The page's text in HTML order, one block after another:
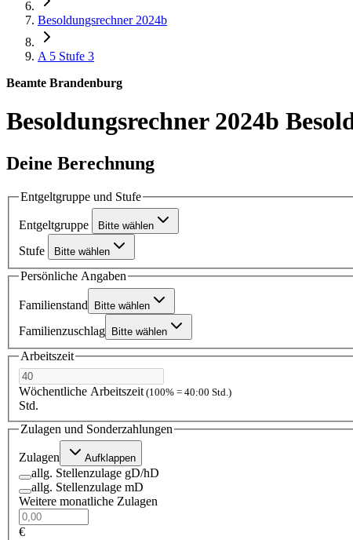
Besoldungsrechner 2024b
A 5 Stufe 3
Beamte Brandenburg
Besoldungsrechner 2024b
Deine Berechnung
Entgeltgruppe und Stufe
Entgeltgruppe Bitte wählen
Stufe Bitte wählen
Persönliche Angaben
Familienstand Bitte wählen
Familienzuschlag Bitte wählen
Arbeitszeit
Wöchentliche Arbeitszeit (100% = 40:00 Std.)
Std.
Zulagen und Sonderzahlungen
Zulagen Aufklappen
allg. Stellenzulage gD/hD
allg. Stellenzulage mD
Weitere monatliche Zulagen
€